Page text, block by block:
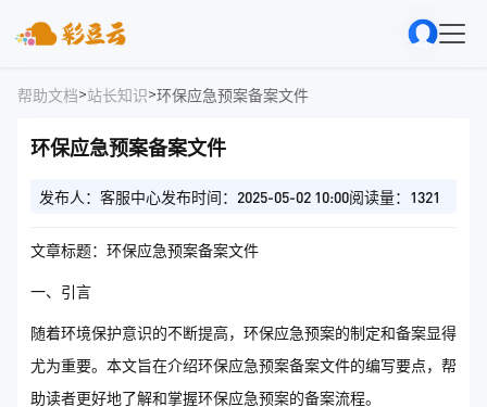
帮助文档>站长知识>环保应急预案备案文件
环保应急预案备案文件
发布人：客服中心发布时间：2025-05-02 10:00阅读量：1321
文章标题：环保应急预案备案文件
一、引言
随着环境保护意识的不断提高，环保应急预案的制定和备案显得
尤为重要。本文旨在介绍环保应急预案备案文件的编写要点，帮
助读者更好地了解和掌握环保应急预案的备案流程。